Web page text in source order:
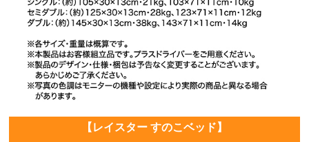
【レイスター すのこベッド】